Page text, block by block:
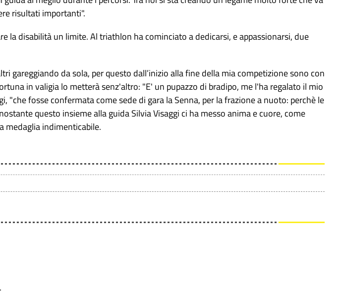
risultati importanti".
la disabilità un limite. Al triathlon ha cominciato a dedicarsi, e appassionarsi, due
gareggiando da sola, per questo dall’inizio alla fine della mia competizione sono con
in valigia lo metterà senz'altro: "E' un pupazzo di bradipo, me l'ha regalato il mio
fosse confermata come sede di gara la Senna, per la frazione a nuoto: perchè le
questo insieme alla guida Silvia Visaggi ci ha messo anima e cuore, come
medaglia indimenticabile.